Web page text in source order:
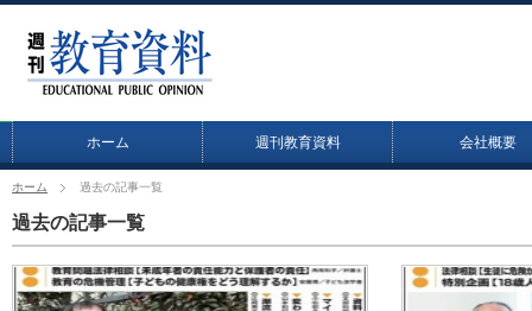
ホーム 週刊教育資料 会社概要
ホーム 過去の記事一覧
過去の記事一覧